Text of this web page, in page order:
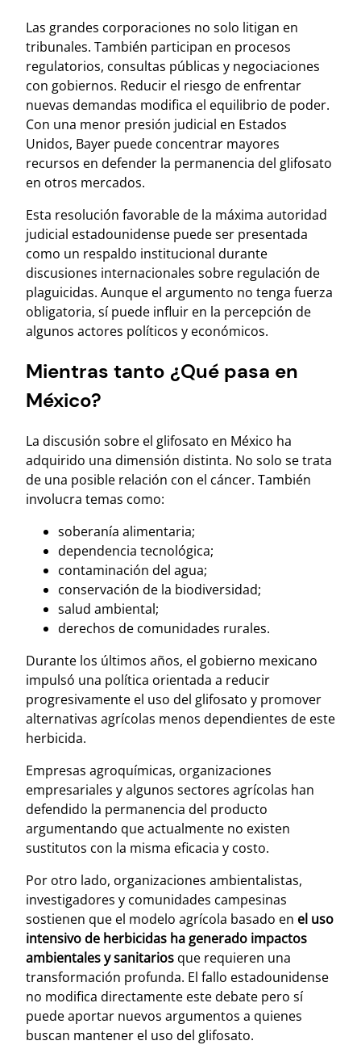
Las grandes corporaciones no solo litigan en
tribunales. También participan en procesos
regulatorios, consultas públicas y negociaciones
con gobiernos. Reducir el riesgo de enfrentar
nuevas demandas modifica el equilibrio de poder.
Con una menor presión judicial en Estados
Unidos, Bayer puede concentrar mayores
recursos en defender la permanencia del glifosato
en otros mercados.
Esta resolución favorable de la máxima autoridad
judicial estadounidense puede ser presentada
como un respaldo institucional durante
discusiones internacionales sobre regulación de
plaguicidas. Aunque el argumento no tenga fuerza
obligatoria, sí puede influir en la percepción de
algunos actores políticos y económicos.
Mientras tanto ¿Qué pasa en
México?
La discusión sobre el glifosato en México ha
adquirido una dimensión distinta. No solo se trata
de una posible relación con el cáncer. También
involucra temas como:
soberanía alimentaria;
dependencia tecnológica;
contaminación del agua;
conservación de la biodiversidad;
salud ambiental;
derechos de comunidades rurales.
Durante los últimos años, el gobierno mexicano
impulsó una política orientada a reducir
progresivamente el uso del glifosato y promover
alternativas agrícolas menos dependientes de este
herbicida.
Empresas agroquímicas, organizaciones
empresariales y algunos sectores agrícolas han
defendido la permanencia del producto
argumentando que actualmente no existen
sustitutos con la misma eficacia y costo.
Por otro lado, organizaciones ambientalistas,
investigadores y comunidades campesinas
sostienen que el modelo agrícola basado en el uso
intensivo de herbicidas ha generado impactos
ambientales y sanitarios que requieren una
transformación profunda. El fallo estadounidense
no modifica directamente este debate pero sí
puede aportar nuevos argumentos a quienes
buscan mantener el uso del glifosato.